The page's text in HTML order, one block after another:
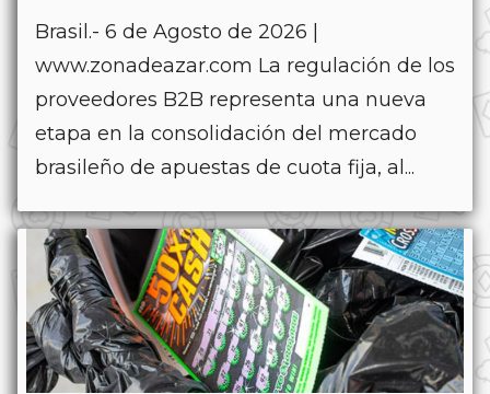
Brasil.- 6 de Agosto de 2026 |
www.zonadeazar.com La regulación de los
proveedores B2B representa una nueva
etapa en la consolidación del mercado
brasileño de apuestas de cuota fija, al...